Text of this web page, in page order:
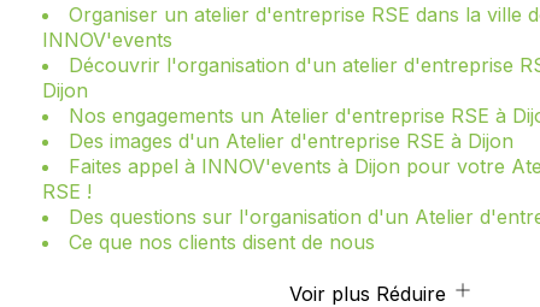
Organiser un atelier d'entreprise RSE dans la ville
INNOV'events
Découvrir l'organisation d'un atelier d'entreprise
Dijon
Nos engagements un Atelier d'entreprise RSE à
Des images d'un Atelier d'entreprise RSE à Dijon
Faites appel à INNOV'events à Dijon pour votre
RSE !
Des questions sur l'organisation d'un Atelier
Ce que nos clients disent de nous
Voir plus Réduire